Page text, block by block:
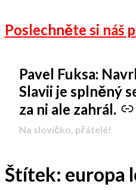
Poslechněte si náš
Pavel Fuksa:
Slavii je splněný
za ni ale zahrál.
-
Na slovíčko, přátelé!
Štítek: europa